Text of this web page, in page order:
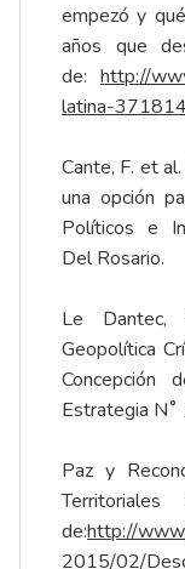
empezó y
años que
de: http://
latina-
Cante, F. et
una opción
Políticos e
Del Rosario.
Le Dantec,
Geopolítica
Concepción
Estrategia
Paz y
de:http://
2015/02/